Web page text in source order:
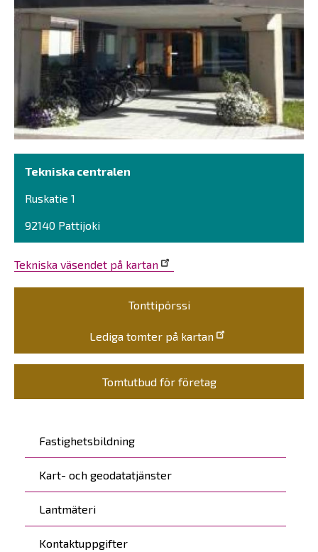
Päävalikko
Fastighetsbildning
Kart- och geodatatjänster
Lantmäteri
Kontaktuppgifter
Tekniska centralen
Ruskatie 1
92140 Pattijoki
Tekniska väsendet på kartan
Tonttipörssi
Lediga tomter på kartan
Tomtutbud för företag